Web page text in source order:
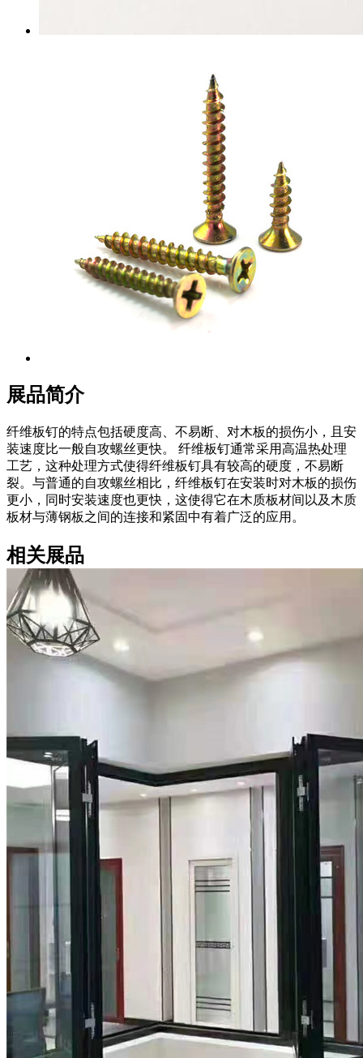
展品简介
纤维板钉的特点包括硬度高、不易断、对木板的损伤小，且安
装速度比一般自攻螺丝更快。 纤维板钉通常采用高温热处理
工艺，这种处理方式使得纤维板钉具有较高的硬度，不易断
裂。与普通的自攻螺丝相比，纤维板钉在安装时对木板的损伤
更小，同时安装速度也更快，这使得它在木质板材间以及木质
板材与薄钢板之间的连接和紧固中有着广泛的应用。
相关展品